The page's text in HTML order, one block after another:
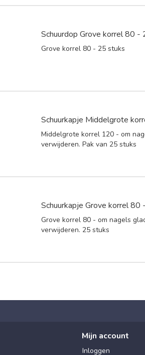
Schuurdop Grove korrel 80 -
Grove korrel 80 - 25 stuks
Schuurkapje Middelgrote
Middelgrote korrel 120 - om
verwijderen. Pak van 25 stuks
Schuurkapje Grove korrel 80
Grove korrel 80 - om nagels
verwijderen. 25 stuks
Mijn account
Inloggen